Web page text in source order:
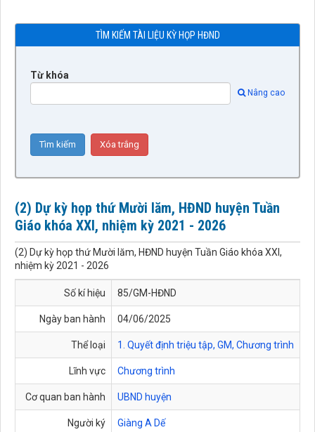
TÌM KIẾM TÀI LIỆU KỲ HỌP HĐND
Từ khóa
Nâng cao
(2) Dự kỳ họp thứ Mười lăm, HĐND huyện Tuần
Giáo khóa XXI, nhiệm kỳ 2021 - 2026
(2) Dự kỳ họp thứ Mười lăm, HĐND huyện Tuần Giáo khóa XXI,
nhiệm kỳ 2021 - 2026
Số kí hiệu 85/GM-HĐND
Ngày ban hành 04/06/2025
Thể loại 1. Quyết định triệu tập, GM, Chương trình
Lĩnh vực Chương trình
Cơ quan ban hành UBND huyện
Người ký Giàng A Dế